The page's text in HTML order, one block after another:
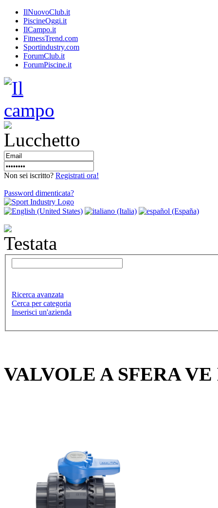
IlNuovoClub.it
PiscineOggi.it
IlCampo.it
FitnessTrend.com
Sportindustry.com
ForumClub.it
ForumPiscine.it
Non sei iscritto? Registrati ora!
Password dimenticata?
Ricerca avanzata
Cerca per categoria
Inserisci un'azienda
VALVOLE A SFERA